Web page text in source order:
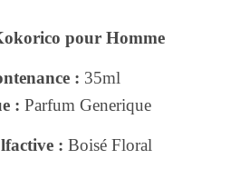
pour Homme
: 35ml
: Parfum Generique
: Boisé Floral